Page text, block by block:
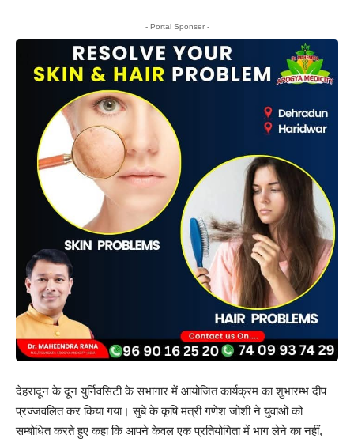
- Portal Sponser -
देहरादून के दून युर्निवसिटी के सभागार में आयोजित कार्यक्रम का शुभारम्भ दीप
प्रज्जवलित कर किया गया। सुबे के कृषि मंत्री गणेश जोशी ने युवाओं को
सम्बोधित करते हुए कहा कि आपने केवल एक प्रतियोगिता में भाग लेने का नहीं,